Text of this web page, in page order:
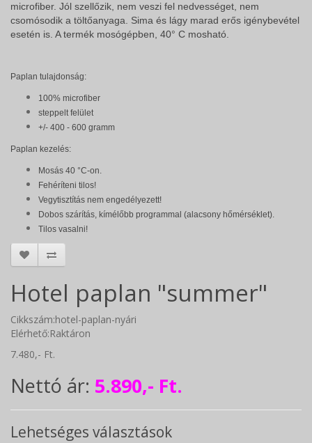
microfiber. Jól szellőzik, nem veszi fel nedvességet, nem
csomósodik a töltőanyaga. Sima és lágy marad erős igénybevétel
esetén is. A termék mosógépben, 40° C mosható.
Paplan tulajdonság:
100% microfiber
steppeltfelület
+/- 400 - 600 gramm
Paplan kezelés:
Mosás 40 °C-on.
Fehéríteni tilos!
Vegytisztítás nem engedélyezett!
Dobos szárítás, kímélőbb programmal (alacsony hőmérséklet).
Tilos vasalni!
Hotel paplan "summer"
Cikkszám:hotel-paplan-nyári
Elérhető:Raktáron
7.480,- Ft.
Nettó ár: 5.890,- Ft.
Lehetséges választások